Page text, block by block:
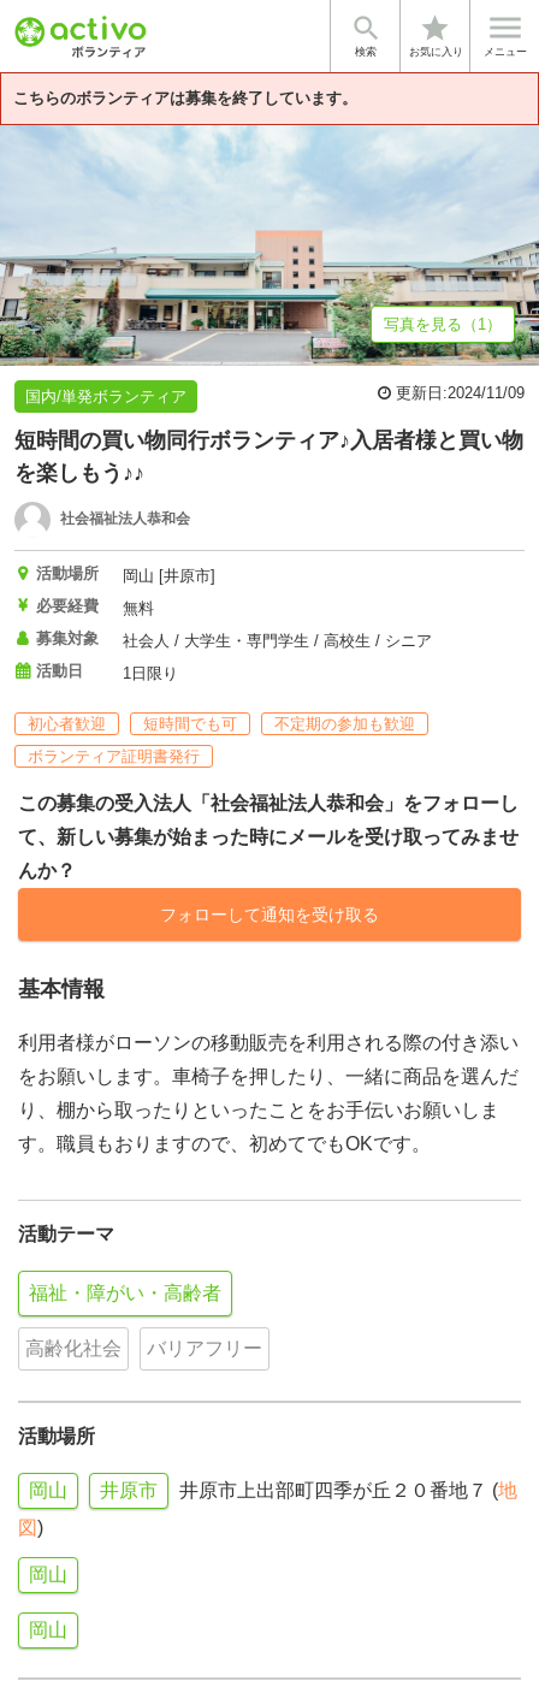

検索
star
お気に入り

メニュー
こちらのボランティアは募集を終了しています。
基本情報 募集詳細 法人情報
写真を見る（1）
国内/単発ボランティア 更新日:2024/11/09
短時間の買い物同行ボランティア♪入居者様と買い物
を楽しもう♪♪
社会福祉法人恭和会
活動場所
岡山 [井原市]
必要経費
無料
募集対象
社会人 / 大学生・専門学生 / 高校生 / シニア
活動日
1日限り
初心者歓迎 短時間でも可
不定期の参加も歓迎
ボランティア証明書発行
この募集の受入法人「社会福祉法人恭和会」をフォローし
て、新しい募集が始まった時にメールを受け取ってみませ
んか？
フォローして通知を受け取る
基本情報
利用者様がローソンの移動販売を利用される際の付き添い
をお願いします。車椅子を押したり、一緒に商品を選んだ
り、棚から取ったりといったことをお手伝いお願いしま
す。職員もおりますので、初めてでもOKです。
活動テーマ
福祉・障がい・高齢者
高齢化社会 バリアフリー
活動場所
岡山 井原市 井原市上出部町四季が丘２０番地７ (地
図)
岡山
岡山